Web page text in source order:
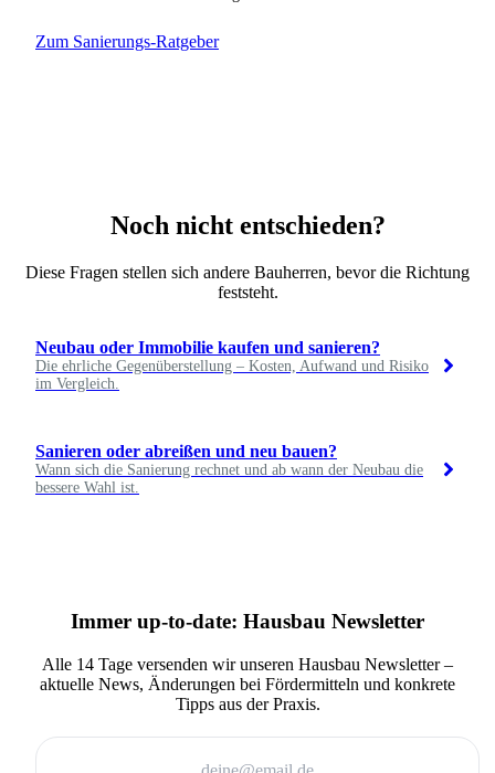
Zum Sanierungs-Ratgeber
Noch nicht entschieden?
Diese Fragen stellen sich andere Bauherren, bevor die Richtung
feststeht.
Neubau oder Immobilie kaufen und sanieren?
Die ehrliche Gegenüberstellung – Kosten, Aufwand und Risiko
im Vergleich.
Sanieren oder abreißen und neu bauen?
Wann sich die Sanierung rechnet und ab wann der Neubau die
bessere Wahl ist.
Immer up-to-date: Hausbau Newsletter
Alle 14 Tage versenden wir unseren Hausbau Newsletter –
aktuelle News, Änderungen bei Fördermitteln und konkrete
Tipps aus der Praxis.